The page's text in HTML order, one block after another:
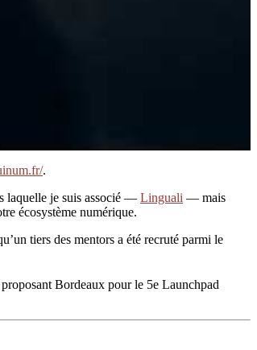
.
laquelle je suis associé — Linguali — mais
écosystème numérique.
tiers des mentors a été recruté parmi le
Bordeaux pour le 5e Launchpad